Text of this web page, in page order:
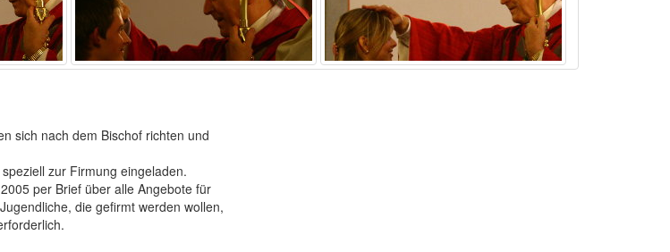
sich nach dem Bischof richten und
zur Firmung eingeladen.
per Brief über alle Angebote für
die gefirmt werden wollen,